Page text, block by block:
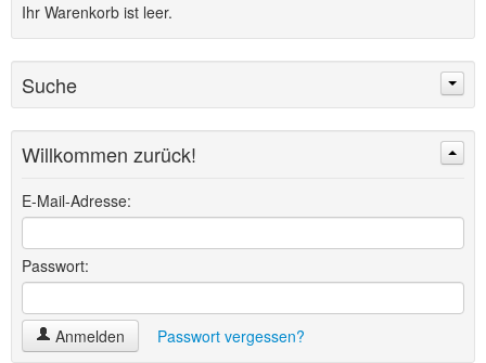
Ihr Warenkorb ist leer.
Suche
Willkommen zurück!
E-Mail-Adresse:
Passwort:
Anmelden Passwort vergessen?